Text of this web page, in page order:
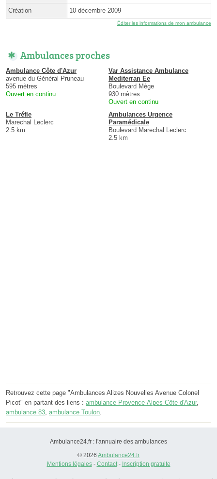
Création 10 décembre 2009
Éditer les informations de mon ambulance
Ambulances proches
Ambulance Côte d'Azur
avenue du Général Pruneau
595 mètres
Ouvert en continu
Var Assistance Ambulance
Mediterran Ee
Boulevard Mège
930 mètres
Ouvert en continu
Le Tréfle
Marechal Leclerc
2.5 km
Ambulances Urgence
Paramédicale
Boulevard Marechal Leclerc
2.5 km
Retrouvez cette page "Ambulances Alizes Nouvelles Avenue Colonel
Picot" en partant des liens : ambulance Provence-Alpes-Côte d'Azur,
ambulance 83, ambulance Toulon.
Ambulance24.fr : l'annuaire des ambulances
© 2026 Ambulance24.fr
Mentions légales- Contact- Inscription gratuite